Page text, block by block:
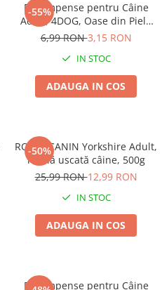
-55%
Recompense pentru Câine
Adult, 4DOG, Oase din Piele
Presată, 8.5cm, 3 bucăți
6,99 RON3,15 RON
IN STOC
ADAUGA IN COS
-50%
ROYAL CANIN Yorkshire Adult,
hrană uscată câine, 500g
25,99 RON12,99 RON
IN STOC
ADAUGA IN COS
Recompense pentru Câine